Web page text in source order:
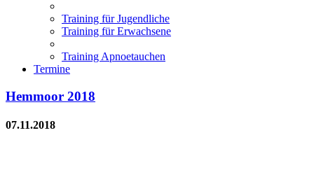
Training für Jugendliche
Training für Erwachsene
Training Apnoetauchen
Termine
Hemmoor 2018
07.11.2018